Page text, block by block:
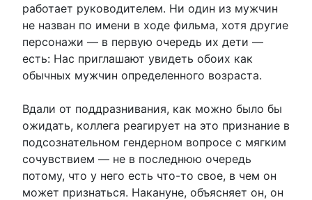
работает руководителем. Ни один из мужчин
не назван по имени в ходе фильма, хотя другие
персонажи — в первую очередь их дети —
есть: Нас приглашают увидеть обоих как
обычных мужчин определенного возраста.
Вдали от поддразнивания, как можно было бы
ожидать, коллега реагирует на это признание в
подсознательном гендерном вопросе с мягким
сочувствием — не в последнюю очередь
потому, что у него есть что-то свое, в чем он
может признаться. Накануне, объясняет он, он